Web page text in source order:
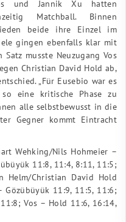
und Jannik Xu hatten
Matchball. Binnen
beide ihre Einzel im
gingen ebenfalls klar mit
musste Neuzugang Vos
Christian David Hold ab,
„Für Eusebio war es
eine kritische Phase zu
alle selbstbewusst in die
Gegner kommt Eintracht
Wehking/Nils Hohmeier –
11:8, 11:4, 8:11, 11:5;
Helm/Christian David Hold
Gözübüyük 11:9, 11:5, 11:6;
Vos – Hold 11:6, 16:14,